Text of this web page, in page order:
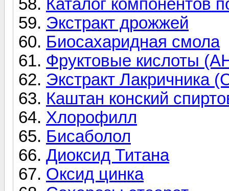
Каталог компонентов
Экстракт дрожжей
Биосахаридная смола
Фруктовые кислоты
Экстракт Лакричника
Каштан конский
Хлорофилл
Бисаболол
Диоксид Титана
Оксид цинка